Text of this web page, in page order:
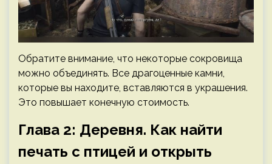
Обратите внимание, что некоторые сокровища
можно объединять. Все драгоценные камни,
которые вы находите, вставляются в украшения.
Это повышает конечную стоимость.
Глава 2: Деревня. Как найти
печать с птицей и открыть